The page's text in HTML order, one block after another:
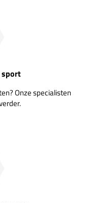
sport
Onze specialisten